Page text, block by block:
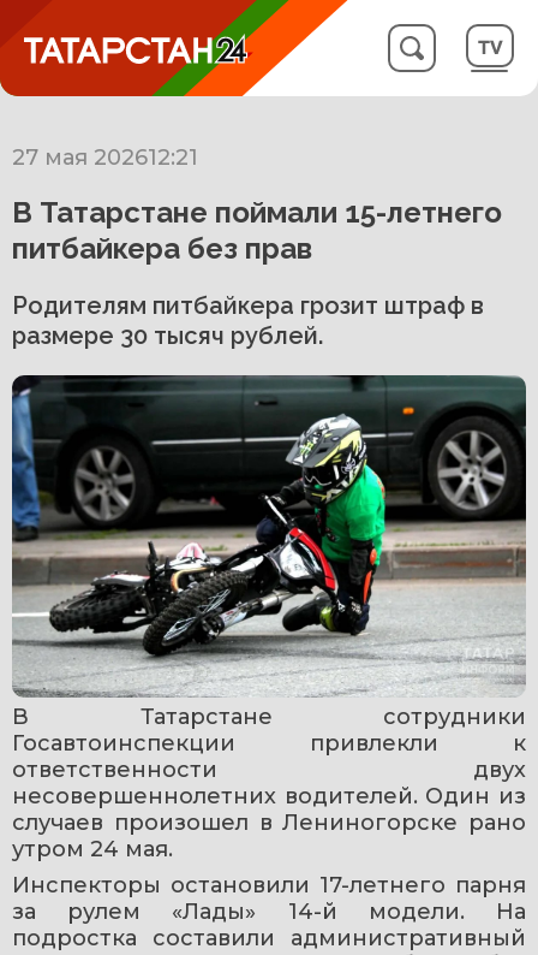
27 мая 202612:21
В Татарстане поймали 15-летнего
питбайкера без прав
Родителям питбайкера грозит штраф в
размере 30 тысяч рублей.
В Татарстане сотрудники
Госавтоинспекции привлекли к
ответственности двух
несовершеннолетних водителей. Один из
случаев произошел в Лениногорске рано
утром 24 мая.
Инспекторы остановили 17-летнего парня
за рулем «Лады» 14-й модели. На
подростка составили административный